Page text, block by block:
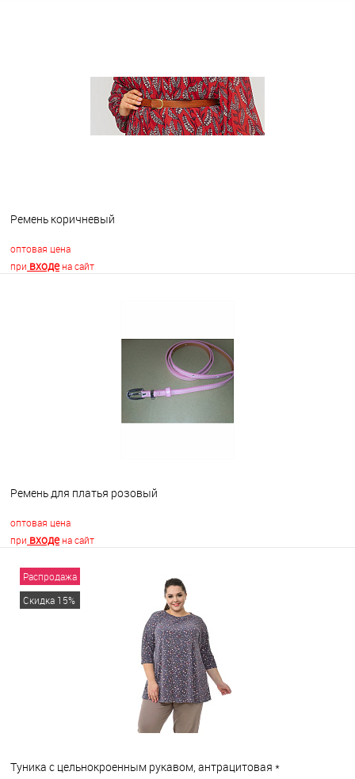
В наличии
Ремень коричневый
оптовая цена
при входена сайт
Недоступно
Ремень для платья розовый
оптовая цена
при входена сайт
В корзину
Распродажа
Скидка 15%
Туника с цельнокроенным рукавом, антрацитовая *